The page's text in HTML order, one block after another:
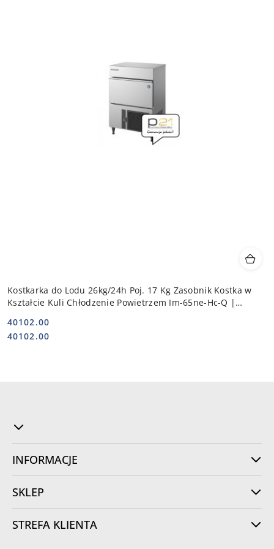
Kostkarka do Lodu 26kg/24h Poj. 17 Kg Zasobnik Kostka w
Kształcie Kuli Chłodzenie Powietrzem Im-65ne-Hc-Q |
Cena:
40102.00
Cena:
40102.00
INFORMACJE
SKLEP
STREFA KLIENTA